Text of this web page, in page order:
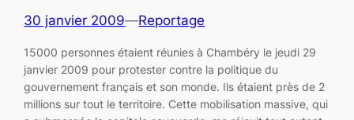
30 janvier 2009—Reportage
15000 personnes étaient réunies à Chambéry le jeudi 29
janvier 2009 pour protester contre la politique du
gouvernement français et son monde. Ils étaient près de 2
millions sur tout le territoire. Cette mobilisation massive, qui